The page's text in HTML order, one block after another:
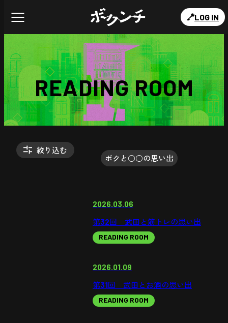
LOG IN
READING ROOM
絞り込む
ボクと○○の思い出
2026.03.06
第32回 武田と筋トレの思い出
READING ROOM
2026.01.09
第31回 武田とお酒の思い出
READING ROOM